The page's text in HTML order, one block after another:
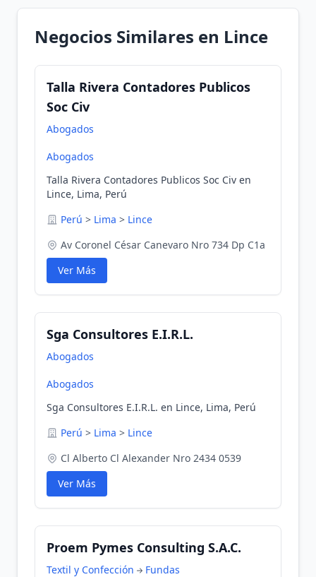
Negocios Similares en Lince
Talla Rivera Contadores Publicos
Soc Civ
Abogados
Abogados
Talla Rivera Contadores Publicos Soc Civ en
Lince, Lima, Perú
Perú > Lima > Lince
Av Coronel César Canevaro Nro 734 Dp C1a
Ver Más
Sga Consultores E.I.R.L.
Abogados
Abogados
Sga Consultores E.I.R.L. en Lince, Lima, Perú
Perú > Lima > Lince
Cl Alberto Cl Alexander Nro 2434 0539
Ver Más
Proem Pymes Consulting S.A.C.
Textil y Confección
Fundas